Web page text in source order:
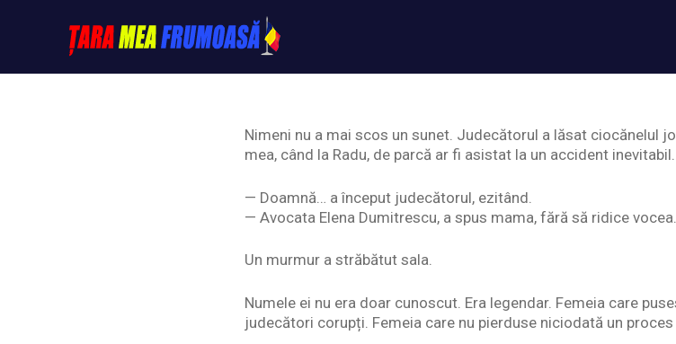
Tarameafrumoasa
Nimeni nu a mai scos un sunet. Judecătorul a lăsat ciocănelul
mea, când la Radu, de parcă ar fi asistat la un accident inevitabil.
— Doamnă… a început judecătorul, ezitând.
— Avocata Elena Dumitrescu, a spus mama, fără să ridice
Un murmur a străbătut sala.
Numele ei nu era doar cunoscut. Era legendar. Femeia care
judecători corupți. Femeia care nu pierduse niciodată un proces